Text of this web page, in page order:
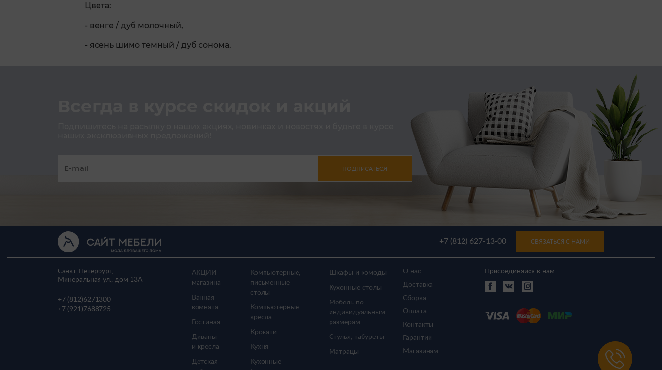
Цвета:
- венге / дуб молочный,
- ясень шимо темный / дуб сонома.
ПОДПИСАТЬСЯ
+7 (812) 627-13-00 СВЯЗАТЬСЯ С НАМИ
Санкт-Петербург,
Минеральная ул., дом 13A
+7 (812)6271300
+7 (921) 7688725
АКЦИИ
магазина
Ванная
комната
Гостиная
Диваны
и кресла
Детская
Компьютерные,
письменные
столы
Компьютерные
кресла
Кровати
Кухня
Кухонные
Шкафы и комоды
Кухонные столы
Мебель по
индивидуальным
размерам
Стулья, табуреты
Матрацы
О нас
Доставка
Сборка
Оплата
Контакты
Гарантии
Магазинам
Присоединяйся к нам